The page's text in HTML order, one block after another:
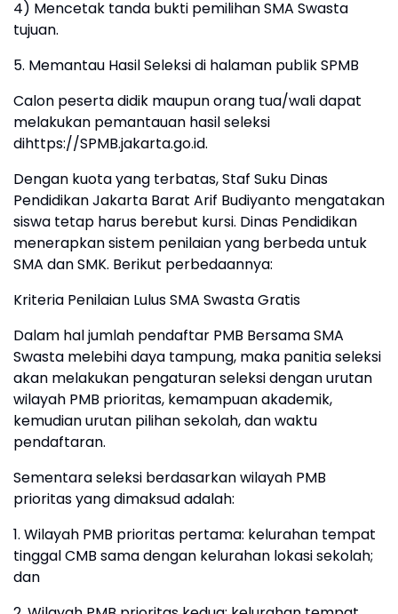
4) Mencetak tanda bukti pemilihan SMA Swasta
tujuan.
5. Memantau Hasil Seleksi di halaman publik SPMB
Calon peserta didik maupun orang tua/wali dapat
melakukan pemantauan hasil seleksi
dihttps://SPMB.jakarta.go.id.
Dengan kuota yang terbatas, Staf Suku Dinas
Pendidikan Jakarta Barat Arif Budiyanto mengatakan
siswa tetap harus berebut kursi. Dinas Pendidikan
menerapkan sistem penilaian yang berbeda untuk
SMA dan SMK. Berikut perbedaannya:
Kriteria Penilaian Lulus SMA Swasta Gratis
Dalam hal jumlah pendaftar PMB Bersama SMA
Swasta melebihi daya tampung, maka panitia seleksi
akan melakukan pengaturan seleksi dengan urutan
wilayah PMB prioritas, kemampuan akademik,
kemudian urutan pilihan sekolah, dan waktu
pendaftaran.
Sementara seleksi berdasarkan wilayah PMB
prioritas yang dimaksud adalah:
1. Wilayah PMB prioritas pertama: kelurahan tempat
tinggal CMB sama dengan kelurahan lokasi sekolah;
dan